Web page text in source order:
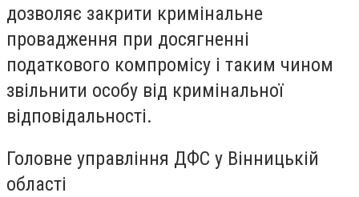
дозволяє закрити кримінальне
провадження при досягненні
податкового компромісу і таким чином
звільнити особу від кримінальної
відповідальності.
Головне управління ДФС у Вінницькій
області